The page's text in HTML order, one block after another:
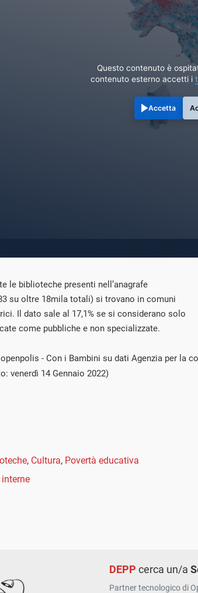
Questo contenuto è
contenuto esterno accetti i
Accetta
le biblioteche presenti nell’anagrafe
su oltre 18mila totali) si trovano in comuni
Il dato sale al 17,1% se si considerano solo
come pubbliche e non specializzate.
- Con i Bambini su dati Agenzia per la
venerdì 14 Gennaio 2022)
, Cultura, Povertà educativa
interne
DEPP cerca un/a
Partner tecnologico di